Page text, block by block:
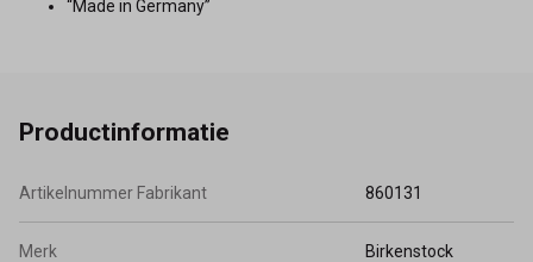
“Made in Germany”
Productinformatie
Artikelnummer Fabrikant 860131
Merk Birkenstock